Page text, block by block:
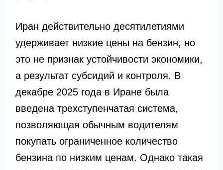
Иран действительно десятилетиями
удерживает низкие цены на бензин, но
это не признак устойчивости экономики,
а результат субсидий и контроля. В
декабре 2025 года в Иране была
введена трехступенчатая система,
позволяющая обычным водителям
покупать ограниченное количество
бензина по низким ценам. Однако такая